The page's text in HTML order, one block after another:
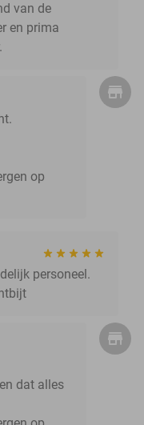
van de
en prima
op
personeel.
dat alles